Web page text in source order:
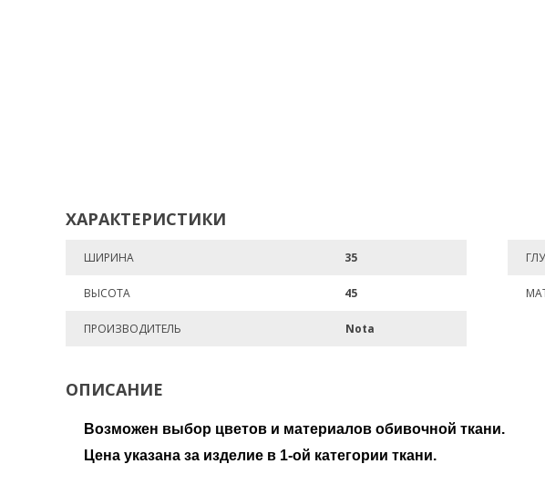
ХАРАКТЕРИСТИКИ
ШИРИНА 35
ВЫСОТА 45
ПРОИЗВОДИТЕЛЬ Nota
ОПИСАНИЕ
Возможен выбор цветов и материалов обивочной ткани.
Цена указана за изделие в 1-ой категории ткани.